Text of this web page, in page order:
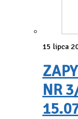
15 lipca
NR